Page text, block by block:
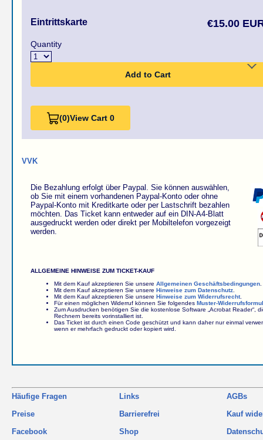
Eintrittskarte €15.00
Quantity
Add to Cart
(0)View Cart 0
VVK
Die Bezahlung erfolgt über Paypal. Sie können auswählen,
ob Sie mit einem vorhandenen Paypal-Konto oder ohne
Paypal-Konto mit Kreditkarte oder per Lastschrift bezahlen
möchten. Das Ticket kann entweder auf ein DIN-A4-Blatt
ausgedruckt werden oder direkt per Mobiltelefon vorgezeigt
werden.
ALLGEMEINE HINWEISE ZUM TICKET-KAUF
Mit dem Kauf akzeptieren Sie unsere Allgemeinen Geschäftsbedingungen
Mit dem Kauf akzeptieren Sie unsere Hinweise zum Datenschutz
Mit dem Kauf akzeptieren Sie unsere Hinweise zum Widerrufsrecht.
Für einen möglichen Widerruf können Sie folgendes Muster-
Zum Ausdrucken benötigen Sie die kostenlose Software „Acrobat Reader“,
Rechnern bereits vorinstalliert ist.
Das Ticket ist durch einen Code geschützt und kann daher nur einmal
wenn er mehrfach gedruckt oder kopiert wird.
Häufige Fragen
Preise
Facebook
Links
Barrierefrei
Shop
AGBs
Kauf